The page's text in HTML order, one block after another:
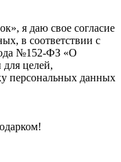
я даю свое согласие
в соответствии с
№152-ФЗ «О
целей,
персональных данных